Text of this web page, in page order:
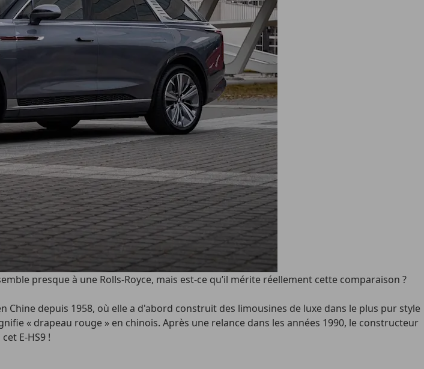
presque à une Rolls-Royce, mais est-ce qu’il mérite réellement cette comparaison ?
depuis 1958, où elle a d'abord construit des limousines de luxe dans le plus pur style
« drapeau rouge » en chinois. Après une relance dans les années 1990, le constructeur
E-HS9 !